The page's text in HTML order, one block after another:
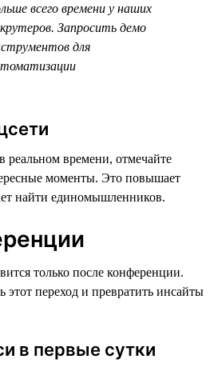
всего времени у наших
Запросить демо
для
реальном времени, отмечайте
моменты. Это повышает
найти единомышленников.
только после конференции.
этот переход и превратить инсайты
в первые сутки